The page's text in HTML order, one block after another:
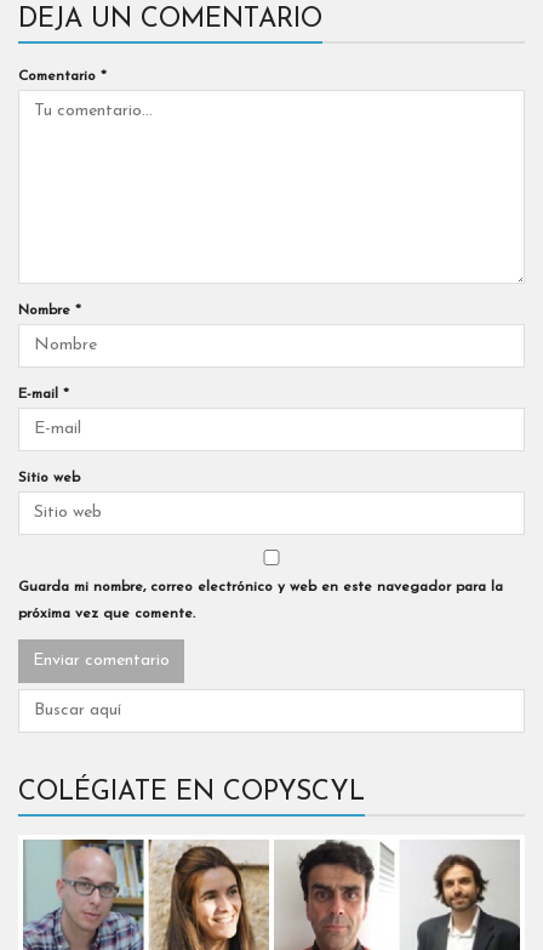
DEJA UN COMENTARIO
Comentario *
Nombre *
E-mail *
Sitio web
Guarda mi nombre, correo electrónico y web en este navegador para la
próxima vez que comente.
COLÉGIATE EN COPYSCYL